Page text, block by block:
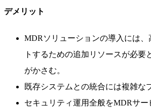
デメリット
MDRソリューションの導入には
トするための追加リソースが必要
がかさむ。
既存システムとの統合には複雑な
セキュリティ運用全般をMDRサ